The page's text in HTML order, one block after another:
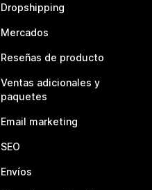
Dropshipping
Mercados
Reseñas de producto
Ventas adicionales y
paquetes
Email marketing
SEO
Envíos